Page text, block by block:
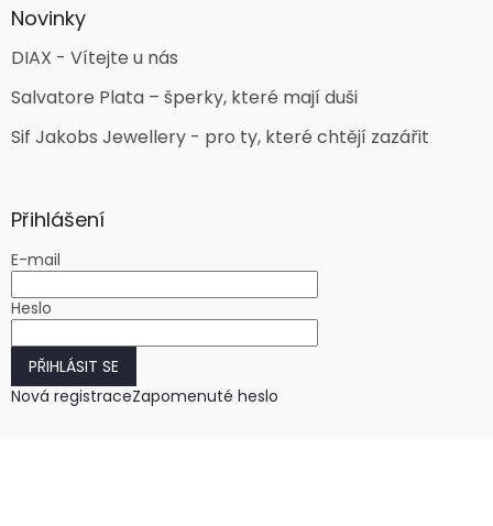
Novinky
DIAX - Vítejte u nás
Salvatore Plata – šperky, které mají duši
Sif Jakobs Jewellery - pro ty, které chtějí zazářit
Přihlášení
E-mail
Heslo
PŘIHLÁSIT SE
Nová registraceZapomenuté heslo